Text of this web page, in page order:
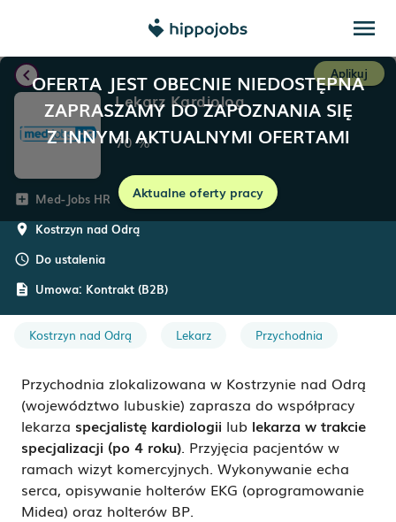
menu
OFERTA JEST OBECNIE NIEDOSTĘPNA
ZAPRASZAMY DO ZAPOZNANIA SIĘ
Z INNYMI AKTUALNYMI OFERTAMI
Aktualne oferty pracy
chevron_left Aplikuj
Lekarz Kardiolog
70%
add_box Med-Jobs HR
room Kostrzyn nad Odrą
schedule Do ustalenia
description Umowa: Kontrakt (B2B)
Kostrzyn nad Odrą Lekarz Przychodnia
Przychodnia zlokalizowana w Kostrzynie nad Odrą
(województwo lubuskie) zaprasza do współpracy
lekarza specjalistę kardiologii lub lekarza w trakcie
specjalizacji (po 4 roku). Przyjęcia pacjentów w
ramach wizyt komercyjnych. Wykonywanie echa
serca, opisywanie holterów EKG (oprogramowanie
Midea) oraz holterów BP.